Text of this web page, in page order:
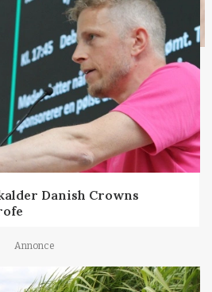
Danish Crowns
Annonce